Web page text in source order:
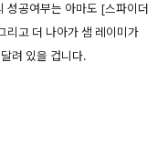
성공여부는 아마도 [스파이더
리고 더 나아가 샘 레이미가
려 있을 겁니다.